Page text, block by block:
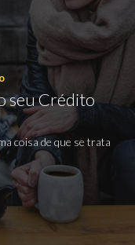
seu Crédito
coisa de que se trata